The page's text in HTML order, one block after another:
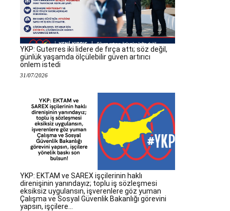
YKP: Guterres iki lidere de fırça attı; söz değil,
günlük yaşamda ölçülebilir güven artırıcı
önlem istedi
31/07/2026
YKP: EKTAM ve SAREX işçilerinin haklı
direnişinin yanındayız; toplu iş sözleşmesi
eksiksiz uygulansın, işverenlere göz yuman
Çalışma ve Sosyal Güvenlik Bakanlığı görevini
yapsın, işçilere...